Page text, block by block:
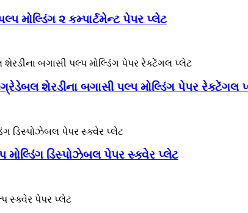
મોલ્ડિંગ ૨ કમ્પાર્ટમેન્ટ પેપર પ્લેટ
શેરડીના બગાસી પલ્પ મોલ્ડિંગ પેપર રેક્ટેંગલ
મોલ્ડિંગ ડિસ્પોઝેબલ પેપર સ્ક્વેર પ્લેટ